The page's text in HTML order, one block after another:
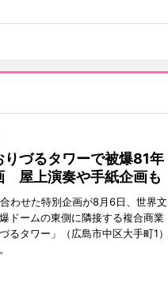
りづるタワーで被爆81年
屋上演奏や手紙企画も
わせた特別企画が8月6日、世界文
ドームの東側に隣接する複合商業
るタワー」（広島市中区大手町1）